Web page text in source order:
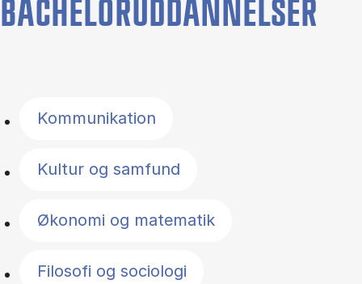
BACHELORUDDANNELSER
Kommunikation
Kultur og samfund
Økonomi og matematik
Filosofi og sociologi